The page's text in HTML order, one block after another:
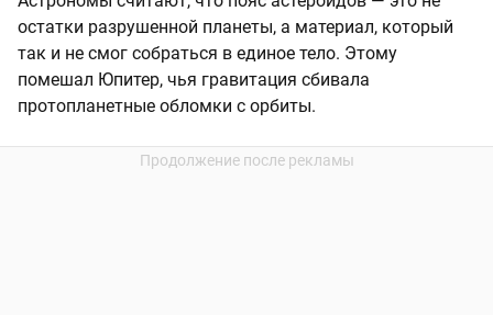
остатки разрушенной планеты, а материал, который
так и не смог собраться в единое тело. Этому
помешал Юпитер, чья гравитация сбивала
протопланетные обломки с орбиты.